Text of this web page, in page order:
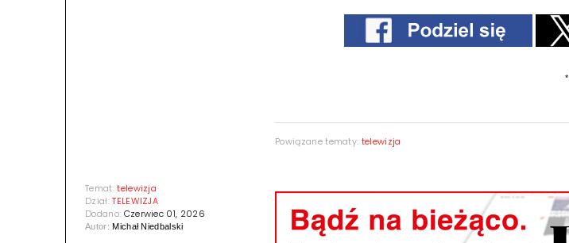
Temat:telewizja
Dział:TELEWIZJA
Dodano: Czerwiec 01, 2026
Autor:Michał Niedbalski
Powiązane tematy: telewizja